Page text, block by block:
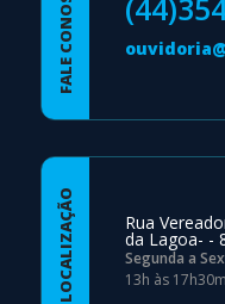
FALE CONOSCO
LOCALIZAÇÃO Rua
da Lagoa- -
Segunda a
13h às